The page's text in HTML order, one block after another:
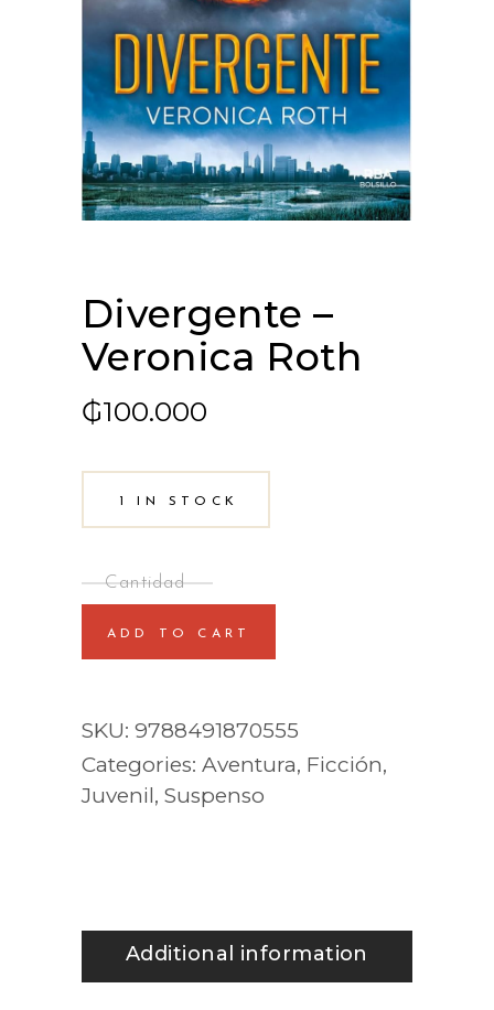
Divergente –
Veronica Roth
₲100.000
1 IN STOCK
ADD TO CART
SKU: 9788491870555
Categories: Aventura, Ficción,
Juvenil, Suspenso
Additional information